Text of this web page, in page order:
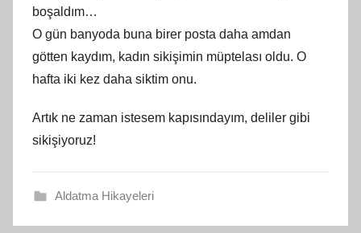
boşaldım…
O gün banyoda buna birer posta daha amdan
götten kaydım, kadın sikişimin müptelası oldu. O
hafta iki kez daha siktim onu.
Artık ne zaman istesem kapısındayım, deliler gibi
sikişiyoruz!
Aldatma Hikayeleri